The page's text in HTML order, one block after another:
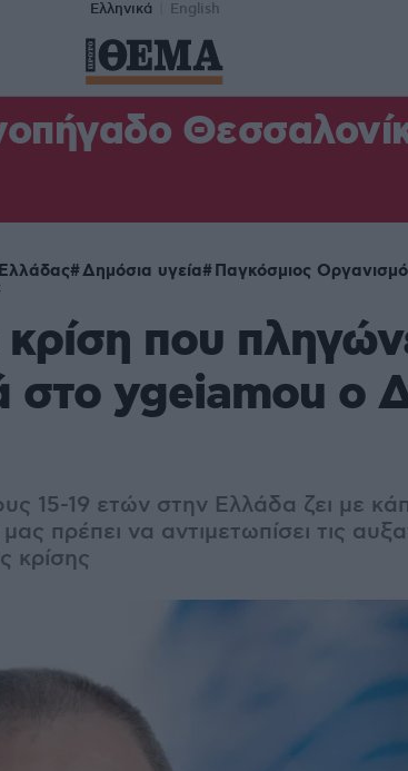
Ελληνικά English
Δημόσια υγεία Παγκόσμιος
κρίση που
στο ygeiamou ο
15-19 ετών στην Ελλάδα ζει με
πρέπει να αντιμετωπίσει τις
κρίσης